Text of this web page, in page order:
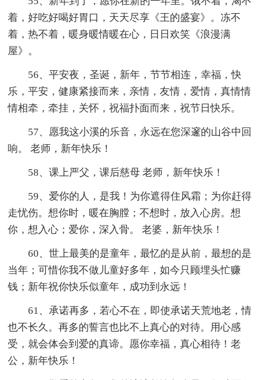
着，好吃好喝好胃口，天天尽享《王的盛宴》。冻不
着，热不着，暖身暖情暖在心，日日欢笑《浪漫满
屋》。
56、平安夜，圣诞，新年，节节相连，幸福，快
乐，平安，健康紧接而来，亲情，友情，爱情，真情情
情相牵，牵挂，关怀，祝福扑面而来，祝节日快乐。
57、愿我这小溪的乐音，永远在您深邃的山谷中回
响。 老师，新年快乐！
58、课上严父，课后慈母 老师，新年快乐！
59、爱你的人，是我！为你遮得住风霜；为你赶得
走忧伤。想你时，暖在胸膛；不想时，放入心房。想
你，想入心；爱你，深入骨。 老婆，新年快乐！
60、世上最美的是童年，最忆的是从前，最想的是
当年；可惜你我不做儿童好多年，如今只顾埋头忙赚
钱；新年祝你快乐似童年，成功到永远！
61、承诺再多，若心不在，即使承诺天荒地老，情
也不长久。再多的誓言也比不上真心的对待。用心感
受，就会体会到爱的真谛。愿你幸福，真心相待！老
公，新年快乐！